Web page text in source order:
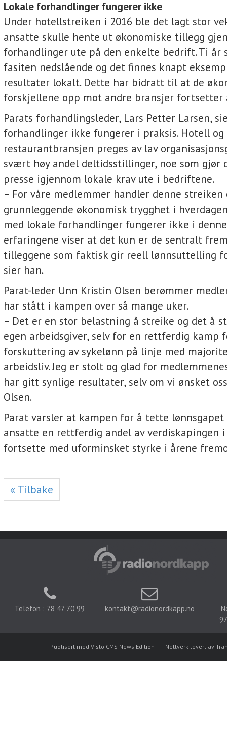
Lokale forhandlinger fungerer ikke
Under hotellstreiken i 2016 ble det lagt stor
ansatte skulle hente ut økonomiske tillegg
forhandlinger ute på den enkelte bedrift. Ti år
fasiten nedslående og det finnes knapt
resultater lokalt. Dette har bidratt til at de
forskjellene opp mot andre bransjer fortsetter
Parats forhandlingsleder, Lars Petter Larsen,
forhandlinger ikke fungerer i praksis. Hotell og
restaurantbransjen preges av lav
svært høy andel deltidsstillinger, noe som gjør
presse igjennom lokale krav ute i bedriftene.
– For våre medlemmer handler denne
grunnleggende økonomisk trygghet i
med lokale forhandlinger fungerer ikke i
erfaringene viser at det kun er de sentralt
tilleggene som faktisk gir reell lønnsuttelling
sier han.
Parat-leder Unn Kristin Olsen berømmer
har stått i kampen over så mange uker.
– Det er en stor belastning å streike og det å
egen arbeidsgiver, selv for en rettferdig kamp
forskuttering av sykelønn på linje med
arbeidsliv. Jeg er stolt og glad for
har gitt synlige resultater, selv om vi ønsket
Olsen.
Parat varsler at kampen for å tette lønnsgapet
ansatte en rettferdig andel av verdiskapingen
fortsette med uforminsket styrke i årene
« Tilbake
Telefon : 78 47 70 99 kontakt@radionordkapp.no
Publisert med Visto CMS News Edition | Nettverk levert av